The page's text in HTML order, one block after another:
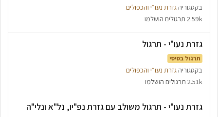
בקטגוריהגזרת נעו״י והכפולים
2.59k תרגולים הושלמו
גזרת נעו"י - תרגול
תרגול בסיסי
בקטגוריהגזרת נעו״י והכפולים
2.51k תרגולים הושלמו
גזרת נעו"י - תרגול משולב עם גזרת נפ"יו, נל"א ונלי"ה